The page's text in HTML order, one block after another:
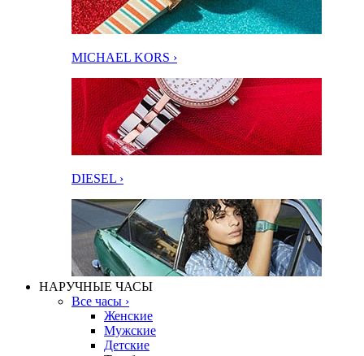
MICHAEL KORS ›
DIESEL ›
НАРУЧНЫЕ ЧАСЫ
Все часы ›
Женские
Мужские
Детские